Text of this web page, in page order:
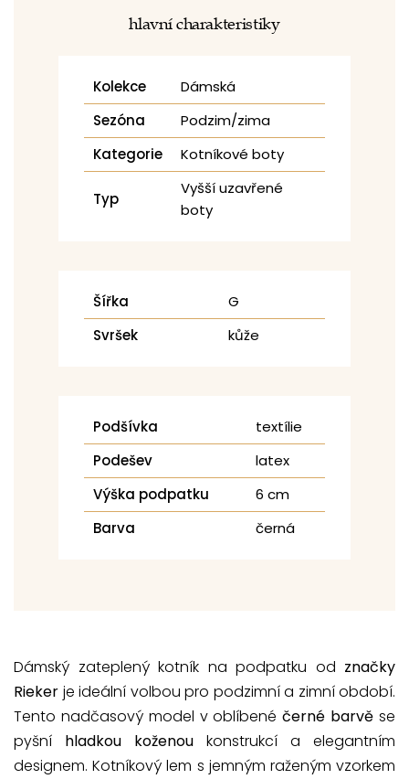
hlavní charakteristiky
Kolekce
Dámská
Sezóna
Podzim/zima
Kategorie
Kotníkové boty
Typ
Vyšší uzavřené
boty
Šířka
G
Svršek
kůže
Podšívka
textílie
Podešev
latex
Výška podpatku
6 cm
Barva
černá
Dámský zateplený kotník na podpatku od značky
Rieker je ideální volbou pro podzimní a zimní období.
Tento nadčasový model v oblíbenéčerné barvě se
pyšní hladkou koženou konstrukcí a elegantním
designem. Kotníkový lem s jemným raženým vzorkem